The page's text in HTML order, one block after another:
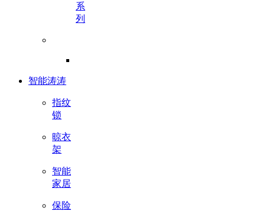
系
列
智能涛涛
指纹
锁
晾衣
架
智能
家居
保险